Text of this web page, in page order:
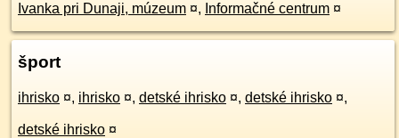
Ivanka pri Dunaji, múzeum ¤, Informačné centrum ¤
šport
ihrisko ¤, ihrisko ¤, detské ihrisko ¤, detské ihrisko ¤,
detské ihrisko ¤